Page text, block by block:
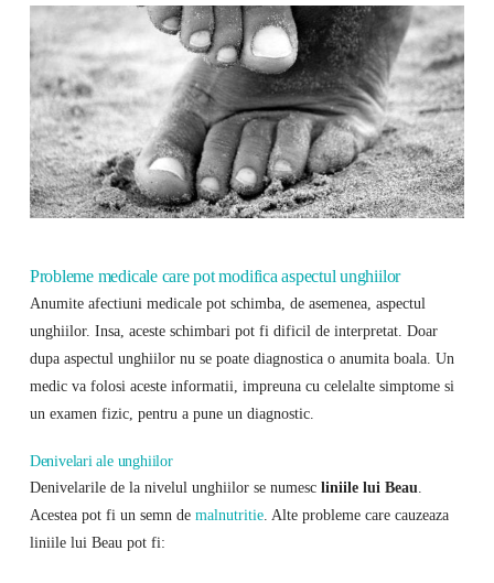
Probleme medicale care pot modifica aspectul unghiilor
Anumite afectiuni medicale pot schimba, de asemenea, aspectul
unghiilor. Insa, aceste schimbari pot fi dificil de interpretat. Doar
dupa aspectul unghiilor nu se poate diagnostica o anumita boala. Un
medic va folosi aceste informatii, impreuna cu celelalte simptome si
un examen fizic, pentru a pune un diagnostic.
Denivelari ale unghiilor
Denivelarile de la nivelul unghiilor se numescliniile lui Beau
Acestea pot fi un semn de malnutritie. Alte probleme care cauzeaza
liniile lui Beau pot fi: